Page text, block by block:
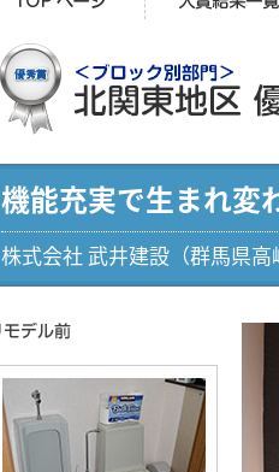
機能充実で生まれ変
株式会社 武井建設（群馬県高